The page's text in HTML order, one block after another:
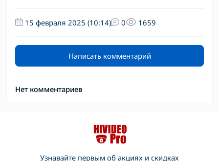
15 февраля 2025 (10:14) 0 1659
Написать комментарий
Нет комментариев
Узнавайте первым об акциях и скидках